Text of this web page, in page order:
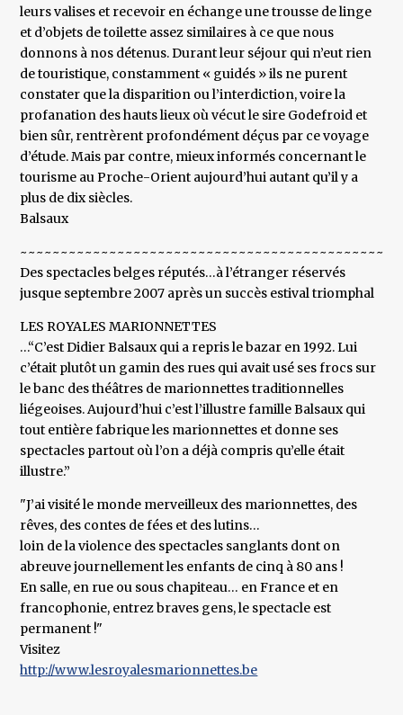
leurs valises et recevoir en échange une trousse de linge
et d’objets de toilette assez similaires à ce que nous
donnons à nos détenus. Durant leur séjour qui n’eut rien
de touristique, constamment « guidés » ils ne purent
constater que la disparition ou l’interdiction, voire la
profanation des hauts lieux où vécut le sire Godefroid et
bien sûr, rentrèrent profondément déçus par ce voyage
d’étude. Mais par contre, mieux informés concernant le
tourisme au Proche-Orient aujourd’hui autant qu’il y a
plus de dix siècles.
Balsaux
~~~~~~~~~~~~~~~~~~~~~~~~~~~~~~~~~~~~~~~~~~~~~~~
Des spectacles belges réputés…à l’étranger réservés
jusque septembre 2007 après un succès estival triomphal
LES ROYALES MARIONNETTES
…“C’est Didier Balsaux qui a repris le bazar en 1992. Lui
c’était plutôt un gamin des rues qui avait usé ses frocs sur
le banc des théâtres de marionnettes traditionnelles
liégeoises. Aujourd’hui c’est l’illustre famille Balsaux qui
tout entière fabrique les marionnettes et donne ses
spectacles partout où l’on a déjà compris qu’elle était
illustre.”
"J’ai visité le monde merveilleux des marionnettes, des
rêves, des contes de fées et des lutins…
loin de la violence des spectacles sanglants dont on
abreuve journellement les enfants de cinq à 80 ans !
En salle, en rue ou sous chapiteau… en France et en
francophonie, entrez braves gens, le spectacle est
permanent !"
Visitez
http://www.lesroyalesmarionnettes.be